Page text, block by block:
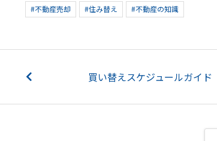
#不動産売却 #住み替え #不動産の知識
買い替えスケジュールガイド